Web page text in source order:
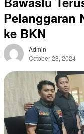
Pelanggaran
ke BKN
Admin
October 28, 2024